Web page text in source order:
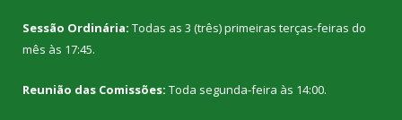
Sessão Ordinária: Todas as 3 (três) primeiras terças-feiras do
mês às 17:45.
Reunião das Comissões: Toda segunda-feira às 14:00.